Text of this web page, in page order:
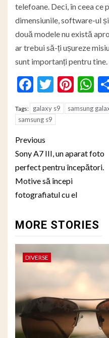
telefoane. Deci, în ceea ce
dimensiunile, software-ul
două modele nu există
ar trebui să-ți ușureze
sunt importanți pentru tine.
Facebook
Twitter
Tags: galaxy s9 samsung
samsung s9
Post
navigation
Previous
Sony A7 III, un aparat foto
perfect pentru începători.
Motive să începi
fotografiatul cu el
MORE STORIES
DIVERSE